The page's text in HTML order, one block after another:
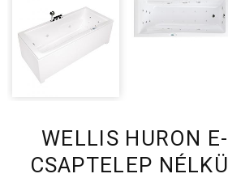
WELLIS HURON
CSAPTELEP